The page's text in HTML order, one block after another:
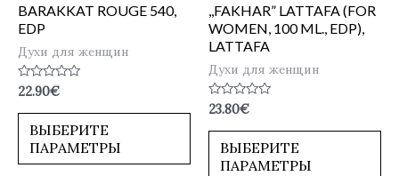
BARAKKAT ROUGE 540,
EDP
Духи для женщин
Оценка
из
22.90€
ВЫБЕРИТЕ
ПАРАМЕТРЫ
,,FAKHAR” LATTAFA (FOR
WOMEN, 100 ML., EDP),
LATTAFA
Духи для женщин
Оценка
из
23.80€
ВЫБЕРИТЕ
ПАРАМЕТРЫ